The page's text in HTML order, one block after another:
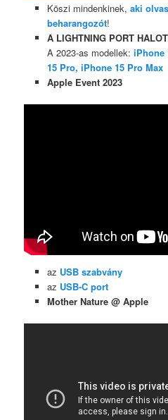
Köszi mindenkinek, aki
beharangozót!
A LIGHTNING PORT
A 2023-as modellek: iPhone
15 Pro, iPhone 15 Pro Max
Apple Event 2023
az USB szabvány
az USB-C port
Mother Nature @ Apple